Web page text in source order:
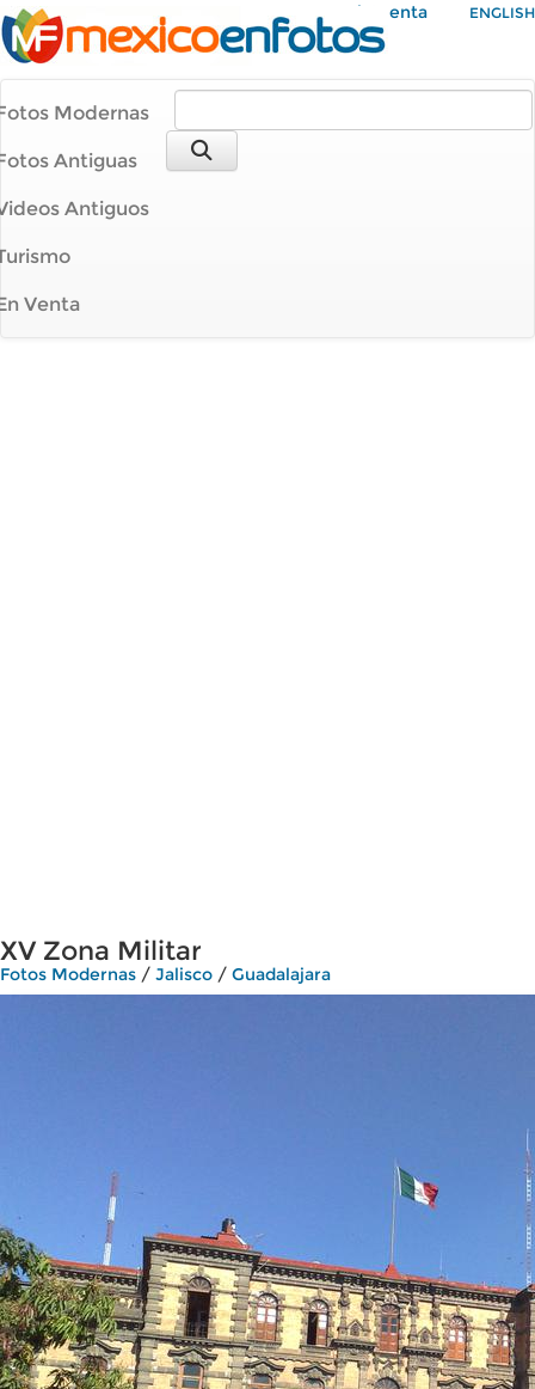
Mi Cuenta ENGLISH
Modernas
Antiguas
Antiguos
Venta
XV Zona Militar
Fotos Modernas / Jalisco / Guadalajara